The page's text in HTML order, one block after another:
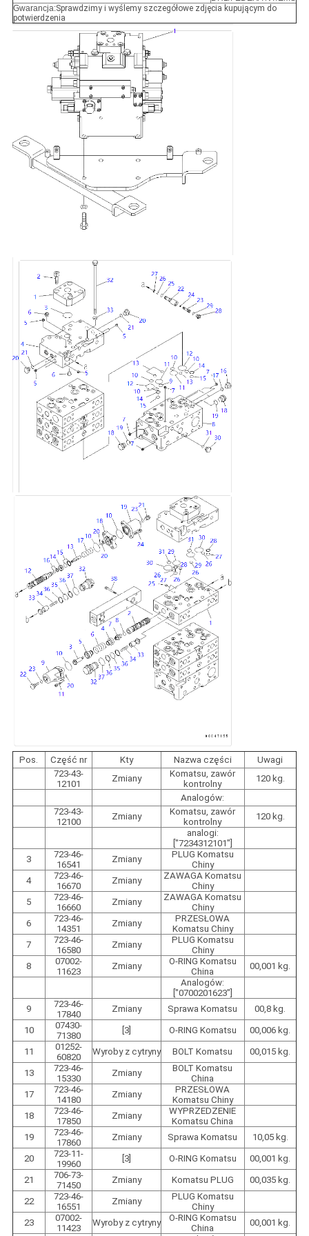
Gwarancja:Sprawdzimy i wyślemy szczegółowe zdjęcia kupującym do
potwierdzenia
Pos. Część nr Kty Nazwa części
Uwagi
723-43-
12101
Zmiany
Komatsu, zawór
kontrolny
120 kg.
Analogów:
723-43-
12100
Zmiany
Komatsu, zawór
kontrolny
120 kg.
analogi:
["7234312101"]
3
723-46-
16541
Zmiany
PLUG Komatsu
Chiny
4
723-46-
16670
Zmiany
ZAWAGA Komatsu
Chiny
5
723-46-
16660
Zmiany
ZAWAGA Komatsu
Chiny
6
723-46-
14351
Zmiany
PRZESŁOWA
Komatsu Chiny
7
723-46-
16580
Zmiany
PLUG Komatsu
Chiny
8
07002-
11623
Zmiany
O-RING Komatsu
China
00,001 kg.
Analogów:
["0700201623"]
9
723-46-
17840
Zmiany Sprawa Komatsu 00,8 kg.
10
07430-
71380
[3] O-RING Komatsu 00,006 kg.
11
01252-
60820
Wyroby z cytryny BOLT Komatsu 00,015 kg.
13
723-46-
15330
Zmiany
BOLT Komatsu
China
17
723-46-
14180
Zmiany
PRZESŁOWA
Komatsu Chiny
18
723-46-
17850
Zmiany
WYPRZEDZENIE
Komatsu China
19
723-46-
17860
Zmiany Sprawa Komatsu 10,05 kg.
20
723-11-
19960
[3] O-RING Komatsu 00,001 kg.
21
706-73-
71450
Zmiany Komatsu PLUG 00,035 kg.
22
723-46-
16551
Zmiany
PLUG Komatsu
Chiny
23
07002-
11423
Wyroby z cytryny
O-RING Komatsu
China
00,001 kg.